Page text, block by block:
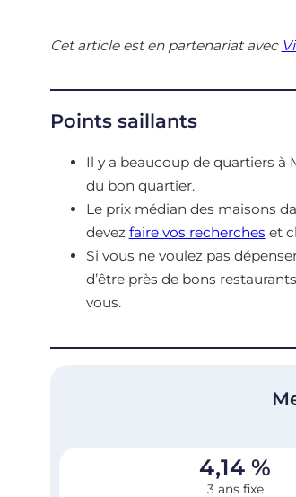
Cet article est en partenariat avec
Points saillants
Il y a beaucoup de quartiers
du bon quartier.
Le prix médian des maisons
devez faire vos recherches et
Si vous ne voulez pas
d’être près de bons
vous.
4,14 %
3 ans fixe